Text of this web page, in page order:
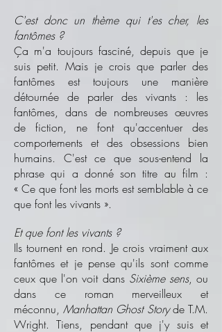
C'est donc un thème qui t'es cher, les
fantômes ?
Ça m'a toujours fasciné, depuis que je
suis petit. Mais je crois que parler des
fantômes est toujours une manière
détournée de parler des vivants : les
fantômes, dans de nombreuses œuvres
de fiction, ne font qu'accentuer des
comportements et des obsessions bien
humains. C'est ce que sous-entend la
phrase qui a donné son titre au film :
« Ce que font les morts est semblable à ce
que font les vivants ».
Et que font les vivants ?
Ils tournent en rond. Je crois vraiment aux
fantômes et je pense qu'ils sont comme
ceux que l'on voit dans Sixième sens, ou
dans ce roman merveilleux et
méconnu,Manhattan Ghost Storyde T.M.
Wright. Tiens, pendant que j'y suis et